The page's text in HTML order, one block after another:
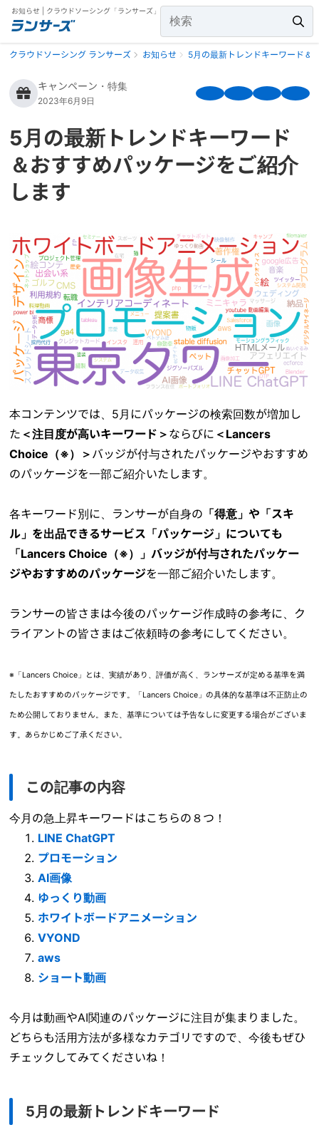
お知らせ | クラウドソーシング「ランサーズ」
クラウドソーシング ランサーズ お知らせ 5月の最新トレンドキーワード＆
キャンペーン・特集
2023年6月9日
5月の最新トレンドキーワード
＆おすすめパッケージをご紹介
します
本コンテンツでは、5月にパッケージの検索回数が増加し
た ＜注目度が高いキーワード＞ ならびに ＜Lancers
Choice（※）＞ バッジが付与されたパッケージやおすすめ
のパッケージを一部ご紹介いたします。
各キーワード別に、ランサーが自身の 「得意」や「スキ
ル」を出品できるサービス「パッケージ」についても
「Lancers Choice（※）」バッジが付与されたパッケー
ジやおすすめのパッケージを一部ご紹介いたします。
ランサーの皆さまは今後のパッケージ作成時の参考に、ク
ライアントの皆さまはご依頼時の参考にしてください。
※「Lancers Choice」とは、実績があり、評価が高く、ランサーズが定める基準を満
たしたおすすめのパッケージです。「Lancers Choice」の具体的な基準は不正防止の
ため公開しておりません。また、基準については予告なしに変更する場合がございま
す。あらかじめご了承ください。
この記事の内容
今月の急上昇キーワードはこちらの８つ！
LINE ChatGPT
プロモーション
AI画像
ゆっくり動画
ホワイトボードアニメーション
VYOND
aws
ショート動画
今月は動画やAI関連のパッケージに注目が集まりました。
どちらも活用方法が多様なカテゴリですので、今後もぜひ
チェックしてみてくださいね！
5月の最新トレンドキーワード